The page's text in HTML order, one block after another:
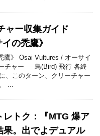
ャー収集ガイド
の禿鷹》
鷹》 Osai Vultures / オーサイ
チャー — 鳥(Bird) 飛行 各終
、このターン、クリーチャー
...
レトク：『MTG 爆ア
果。出でよデュアル